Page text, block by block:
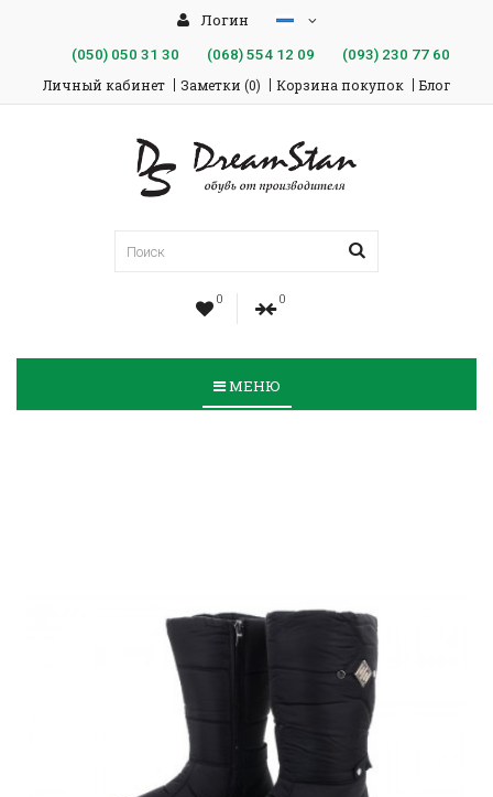
Логин
(050)050 31 30 (068)554 12 09 (093)230 77 60
Личный кабинет Заметки (0) Корзина покупок Блог
0 0
МЕНЮ